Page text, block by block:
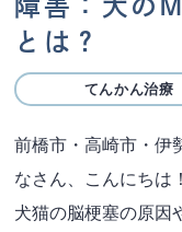
障害：犬の
とは？
てんかん治療
前橋市・高崎市・伊
なさん、こんにちは
犬猫の脳梗塞の原因